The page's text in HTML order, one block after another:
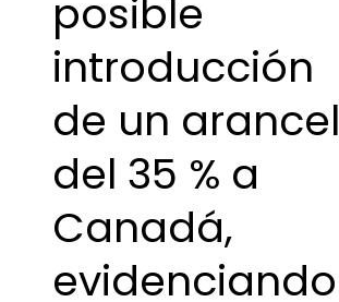
posible
introducción
de un arancel
del 35 % a
Canadá,
evidenciando